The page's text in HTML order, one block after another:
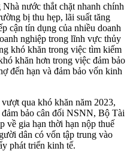
nước thắt chặt nhanh chính
bị thu hẹp, lãi suất tăng
cận tín dụng của nhiều doanh
nghiệp trong lĩnh vực thủy
khó khăn trong việc tìm kiếm
khăn hơn trong việc đảm bảo
đến hạn và đảm bảo vốn kinh
qua khó khăn năm 2023,
bảo cân đối NSNN, Bộ Tài
về gia hạn thời hạn nộp thuế
dân có vốn tập trung vào
phát triển kinh tế.